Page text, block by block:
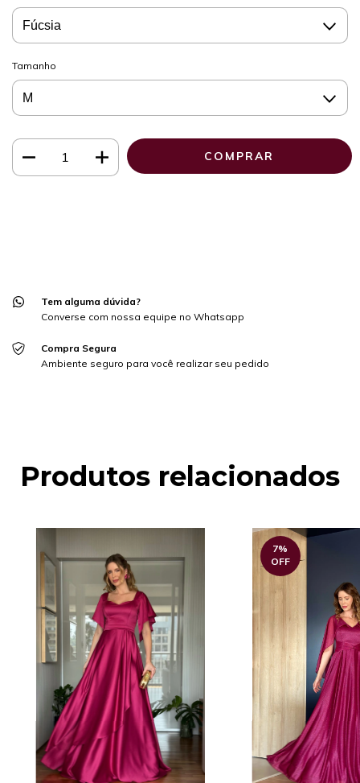
Tamanho
Tem alguma dúvida?
Converse com nossa equipe no Whatsapp
Compra Segura
Ambiente seguro para você realizar seu pedido
Produtos relacionados
7%
OFF